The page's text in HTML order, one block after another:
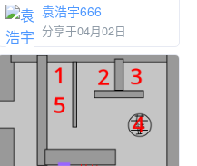
袁浩宇666
分享于04月02日